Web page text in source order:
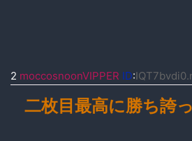
2 moccosnoonVIPPER ID:
二枚目最高に勝ち誇